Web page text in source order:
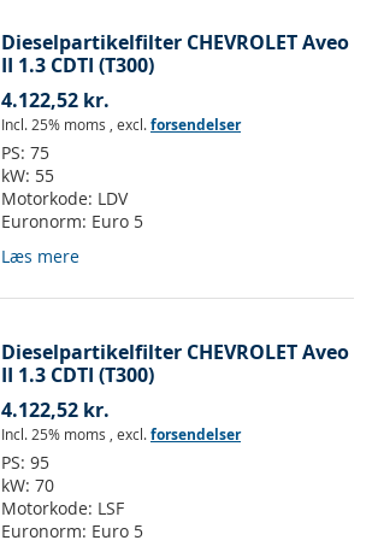
Dieselpartikelfilter CHEVROLET Aveo
II 1.3 CDTI (T300)
4.122,52 kr.
Incl. 25% moms , excl.forsendelser
PS: 75
kW: 55
Motorkode: LDV
Euronorm: Euro 5
Læs mere
Dieselpartikelfilter CHEVROLET Aveo
II 1.3 CDTI (T300)
4.122,52 kr.
Incl. 25% moms , excl.forsendelser
PS: 95
kW: 70
Motorkode: LSF
Euronorm: Euro 5